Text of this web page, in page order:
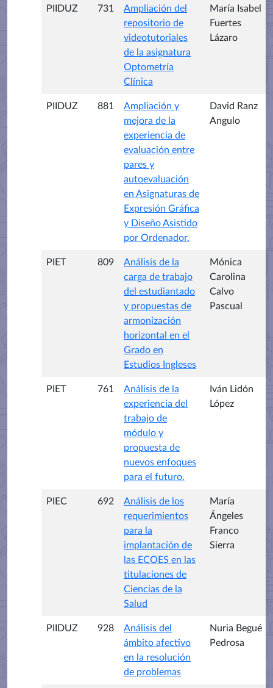
PIIDUZ 731
Ampliación del
repositorio de
videotutoriales
de la asignatura
Optometría
Clínica
María Isabel
Fuertes
Lázaro
PIIDUZ 881
Ampliación y
mejora de la
experiencia de
evaluación entre
pares y
autoevaluación
en Asignaturas de
Expresión Gráfica
y Diseño Asistido
por Ordenador.
David Ranz
Angulo
PIET 809
Análisis de la
carga de trabajo
del estudiantado
y propuestas de
armonización
horizontal en el
Grado en
Estudios Ingleses
Mónica
Carolina
Calvo
Pascual
PIET 761
Análisis de la
experiencia del
trabajo de
módulo y
propuesta de
nuevos enfoques
para el futuro.
Iván Lidón
López
PIEC 692
Análisis de los
requerimientos
para la
implantación de
las ECOES en las
titulaciones de
Ciencias de la
Salud
María
Ángeles
Franco
Sierra
PIIDUZ 928
Análisis del
ámbito afectivo
en la resolución
de problemas
Nuria Begué
Pedrosa